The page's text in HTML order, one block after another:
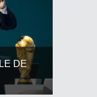
DE